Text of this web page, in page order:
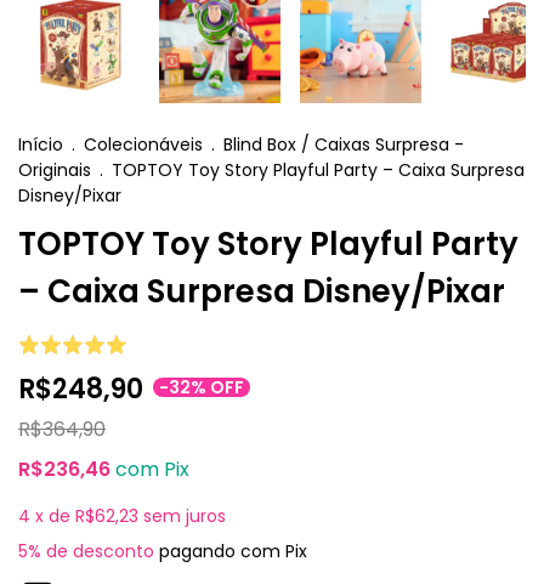
Início . Colecionáveis . Blind Box / Caixas Surpresa -
Originais . TOPTOY Toy Story Playful Party – Caixa Surpresa
Disney/Pixar
TOPTOY Toy Story Playful Party
– Caixa Surpresa Disney/Pixar
R$248,90 -32% OFF
R$364,90
R$236,46com Pix
4 x de R$62,23 sem juros
5% de desconto pagando com Pix